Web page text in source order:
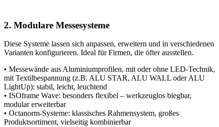
2. Modulare Messesysteme
Diese Systeme lassen sich anpassen, erweitern und in verschiedenen
Varianten konfigurieren. Ideal für Firmen, die öfter ausstellen.
• Messewände aus Aluminiumprofilen, mit oder ohne LED-Technik,
mit Textilbespannung (z.B. ALU STAR, ALU WALL oder ALU
LightUp): stabil, leicht, leuchtend
• ISOframe Wave: besonders flexibel – werkzeuglos biegbar,
modular erweiterbar
• Octanorm-Systeme: klassisches Rahmensystem, großes
Produktsortiment, vielseitig kombinierbar